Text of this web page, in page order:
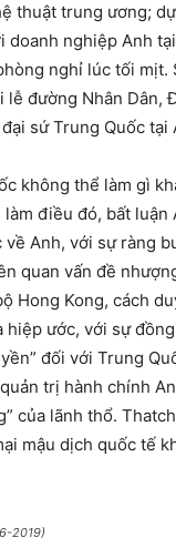
thuật trung ương;
nghiệp Anh
nghỉ lúc tối
đường Nhân Dân,
sứ Trung Quốc tại
không thể làm gì
điều đó, bất
Anh, với sự ràng
quan vấn đề
Hong Kong, cách
ước, với sự
đối với Trung
trị hành chính
của lãnh thổ.
mậu dịch quốc tế
2019)